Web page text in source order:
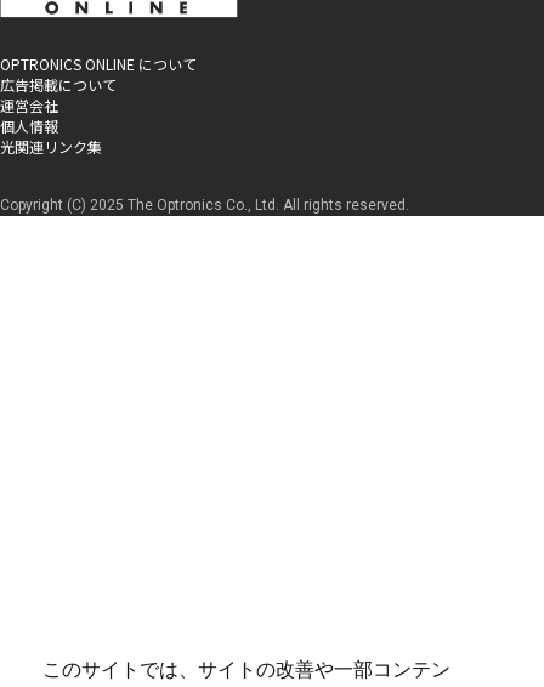
このサイトでは、サイトの改善や一部コンテン
OPTRONICS ONLINE について
広告掲載について
運営会社
個人情報
光関連リンク集
Copyright (C) 2025 The Optronics Co., Ltd. All rights reserved.